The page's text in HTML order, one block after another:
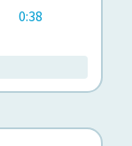
0:38